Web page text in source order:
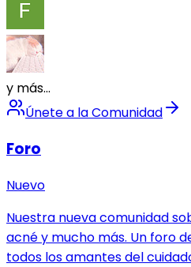
y más...
Únete a la Comunidad
Foro
Nuevo
Nuestra nueva comunidad
acné y mucho más. Un foro
todos los amantes del